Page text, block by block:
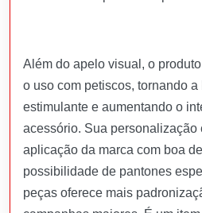
Além do apelo visual, o
o uso com petiscos, tornando
estimulante e aumentando o
acessório. Sua personalização
aplicação da marca com boa
possibilidade de pantones
peças oferece mais